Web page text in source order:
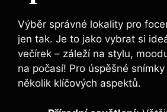
Výběr správné lokality pro
jen tak. Je to jako vybrat si
večírek – záleží na stylu,
na počasí! Pro úspěšné
několik klíčových aspektů.